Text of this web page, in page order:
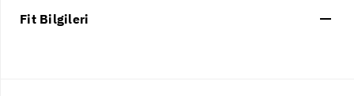
Fit Bilgileri